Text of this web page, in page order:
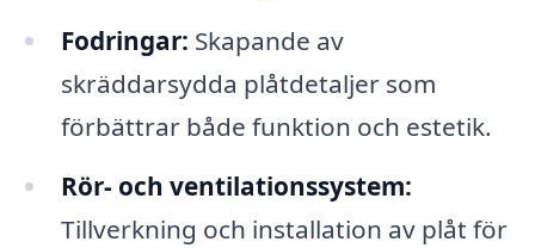
Fodringar: Skapande av
skräddarsydda plåtdetaljer som
förbättrar både funktion och estetik.
Rör- och ventilationssystem:
Tillverkning och installation av plåt för